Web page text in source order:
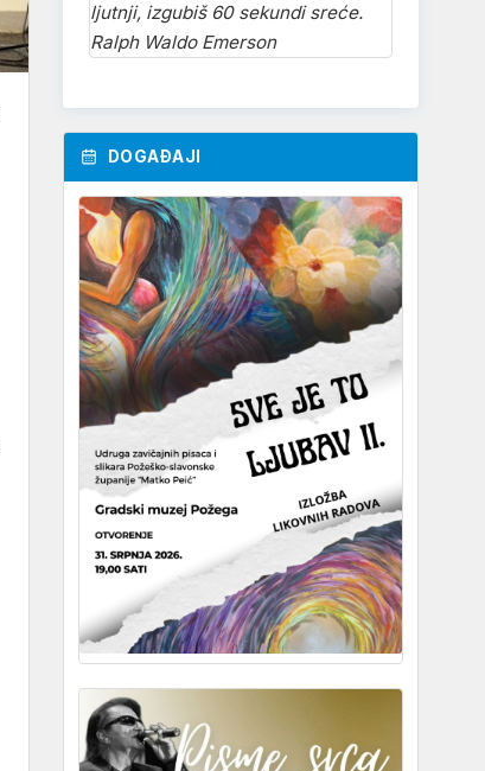
ljutnji, izgubiš 60 sekundi sreće.
Ralph Waldo Emerson
DOGAĐAJI